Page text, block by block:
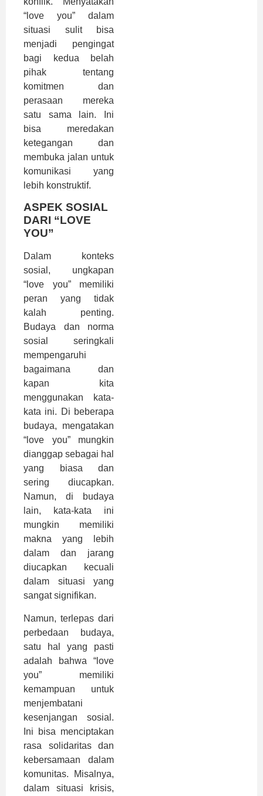
“love you” dalam
situasi sulit bisa
menjadi pengingat
bagi kedua belah
pihak tentang
komitmen dan
perasaan mereka
satu sama lain. Ini
bisa meredakan
ketegangan dan
membuka jalan untuk
komunikasi yang
lebih konstruktif.
ASPEK SOSIAL
DARI “LOVE
YOU”
Dalam konteks
sosial, ungkapan
“love you” memiliki
peran yang tidak
kalah penting.
Budaya dan norma
sosial seringkali
mempengaruhi
bagaimana dan
kapan kita
menggunakan kata-
kata ini. Di beberapa
budaya, mengatakan
“love you” mungkin
dianggap sebagai hal
yang biasa dan
sering diucapkan.
Namun, di budaya
lain, kata-kata ini
mungkin memiliki
makna yang lebih
dalam dan jarang
diucapkan kecuali
dalam situasi yang
sangat signifikan.
Namun, terlepas dari
perbedaan budaya,
satu hal yang pasti
adalah bahwa “love
you” memiliki
kemampuan untuk
menjembatani
kesenjangan sosial.
Ini bisa menciptakan
rasa solidaritas dan
kebersamaan dalam
komunitas. Misalnya,
dalam situasi krisis,